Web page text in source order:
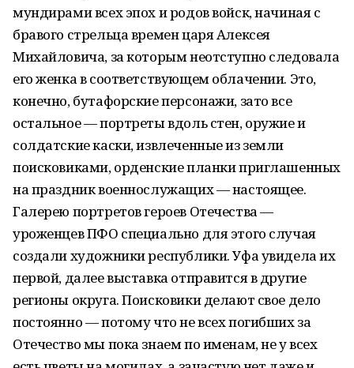
мундирами всех эпох и родов войск, начиная с
бравого стрельца времен царя Алексея
Михайловича, за которым неотступно следовала
его женка в соответствующем облачении. Это,
конечно, бутафорские персонажи, зато все
остальное — портреты вдоль стен, оружие и
солдатские каски, извлеченные из земли
поисковиками, орденские планки приглашенных
на праздник военнослужащих — настоящее.
Галерею портретов героев Отечества —
уроженцев ПФО специально для этого случая
создали художники республики. Уфа увидела их
первой, далее выставка отправится в другие
регионы округа. Поисковики делают свое дело
постоянно — потому что не всех погибших за
Отечество мы пока знаем по именам, не у всех